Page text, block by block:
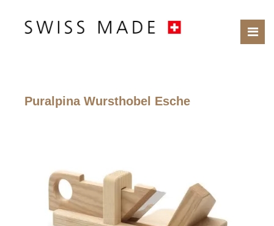
Puralpina Wursthobel Esche